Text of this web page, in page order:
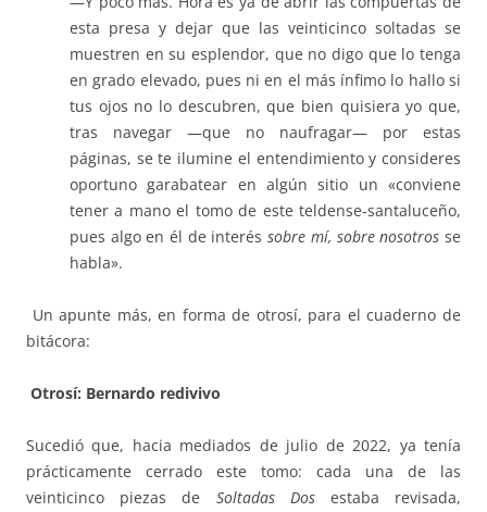
esta presa y dejar que las veinticinco soltadas se
muestren en su esplendor, que no digo que lo tenga
en grado elevado, pues ni en el más ínfimo lo hallo si
tus ojos no lo descubren, que bien quisiera yo que,
tras navegar —que no naufragar— por estas
páginas, se te ilumine el entendimiento y consideres
oportuno garabatear en algún sitio un «conviene
tener a mano el tomo de este teldense-santaluceño,
pues algo en él de interéssobre mí, sobre nosotros se
habla».
Un apunte más, en forma de otrosí, para el cuaderno de
bitácora:
Otrosí: Bernardo redivivo
Sucedió que, hacia mediados de julio de 2022, ya tenía
prácticamente cerrado este tomo: cada una de las
veinticinco piezas de Soltadas Dos estaba revisada,